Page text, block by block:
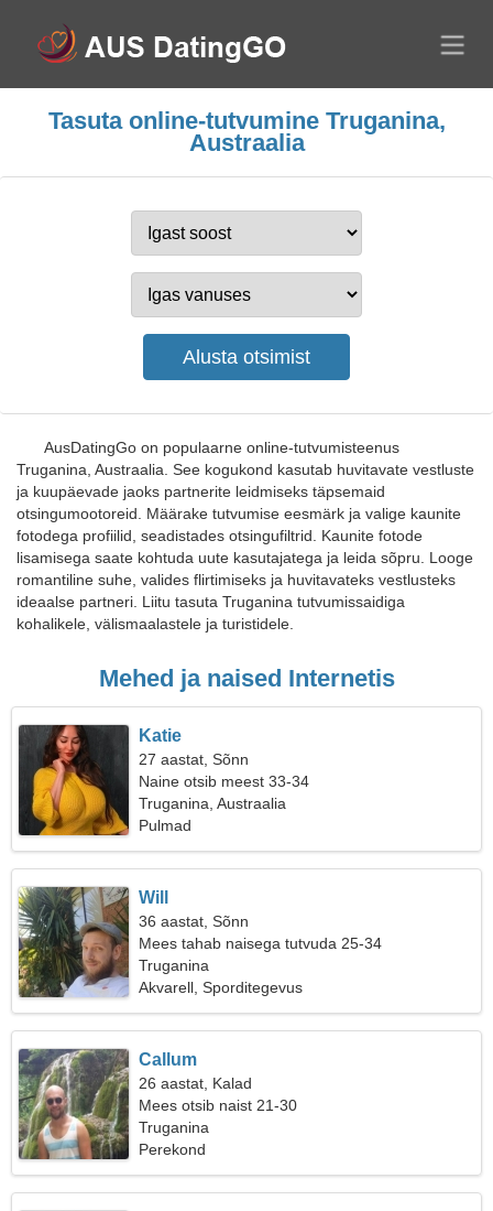
Tasuta online-tutvumine Truganina,
Austraalia
AusDatingGo on populaarne online-tutvumisteenus
Truganina, Austraalia. See kogukond kasutab huvitavate vestluste
ja kuupäevade jaoks partnerite leidmiseks täpsemaid
otsingumootoreid. Määrake tutvumise eesmärk ja valige kaunite
fotodega profiilid, seadistades otsingufiltrid. Kaunite fotode
lisamisega saate kohtuda uute kasutajatega ja leida sõpru. Looge
romantiline suhe, valides flirtimiseks ja huvitavateks vestlusteks
ideaalse partneri. Liitu tasuta Truganina tutvumissaidiga
kohalikele, välismaalastele ja turistidele.
Mehed ja naised Internetis
Katie
27 aastat, Sõnn
Naine otsib meest 33-34
Truganina, Austraalia
Pulmad
Will
36 aastat, Sõnn
Mees tahab naisega tutvuda 25-34
Truganina
Akvarell, Sporditegevus
Callum
26 aastat, Kalad
Mees otsib naist 21-30
Truganina
Perekond